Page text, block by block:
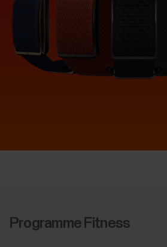
Programme Fitness